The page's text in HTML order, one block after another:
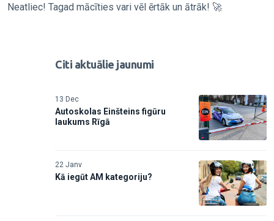
Neatliec! Tagad mācīties vari vēl ērtāk un ātrāk! 🚀
Citi aktuālie jaunumi
13 Dec
Autoskolas Einšteins figūru
laukums Rīgā
22 Janv
Kā iegūt AM kategoriju?